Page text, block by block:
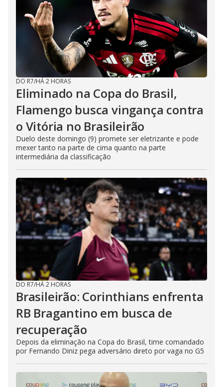
DO R7/HÁ 2 HORAS
Eliminado na Copa do Brasil,
Flamengo busca vingança contra
o Vitória no Brasileirão
Duelo deste domingo (9) promete ser eletrizante e pode
mexer tanto na parte de cima quanto na parte
intermediária da classificação
DO R7/HÁ 2 HORAS
Brasileirão: Corinthians enfrenta
RB Bragantino em busca de
recuperação
Depois da eliminação na Copa do Brasil, time comandado
por Fernando Diniz pega adversário direto por vaga no G5